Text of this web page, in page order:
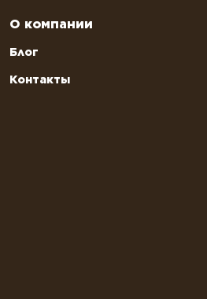
О компании
Блог
Контакты